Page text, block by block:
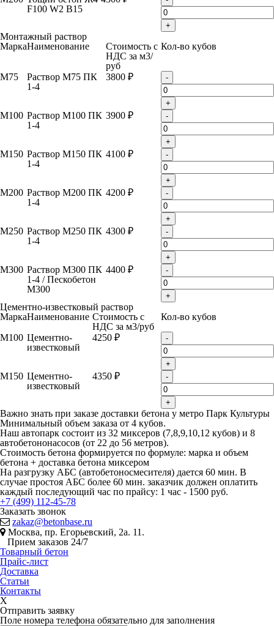
F100 W2 B15
+
Монтажный раствор
МаркаНаименование
Стоимость с
НДС за м3/
руб
Кол-во кубов
М75
Раствор М75 ПК
1-4
3800 ₽ -
+
М100 Раствор М100 ПК
1-4
3900 ₽ -
+
М150 Раствор М150 ПК
1-4
4100 ₽ -
+
М200 Раствор М200 ПК
1-4
4200 ₽ -
+
М250 Раствор М250 ПК
1-4
4300 ₽ -
+
М300 Раствор М300 ПК
1-4 / Пескобетон
М300
4400 ₽ -
+
Цементно-известковый раствор
МаркаНаименование Стоимость с
НДС за м3/руб
Кол-во кубов
М100 Цементно-
известковый
4250 ₽ -
+
М150 Цементно-
известковый
4350 ₽ -
+
Важно знать при заказе доставки бетона у метро Парк Культуры
Минимальный объем заказа от 4 кубов.
Наш автопарк состоит из 32 миксеров (7,8,9,10,12 кубов) и 8
автобетононасосов (от 22 до 56 метров).
Стоимость бетона формируется по формуле: марка и объем
бетона + доставка бетона миксером
На разгрузку АБС (автобетоносмесителя) дается 60 мин. В
случае простоя АБС более 60 мин. заказчик должен оплатить
каждый последующий час по прайсу: 1 час - 1500 руб.
+7 (499) 112-45-78
Заказать звонок
zakaz@betonbase.ru
Москва, пр. Егорьевский, 2а. 11.
Прием заказов 24/7
Товарный бетон
Прайс-лист
Доставка
Статьи
Контакты
X
Отправить заявку
Поле номера телефона обязательно для заполнения